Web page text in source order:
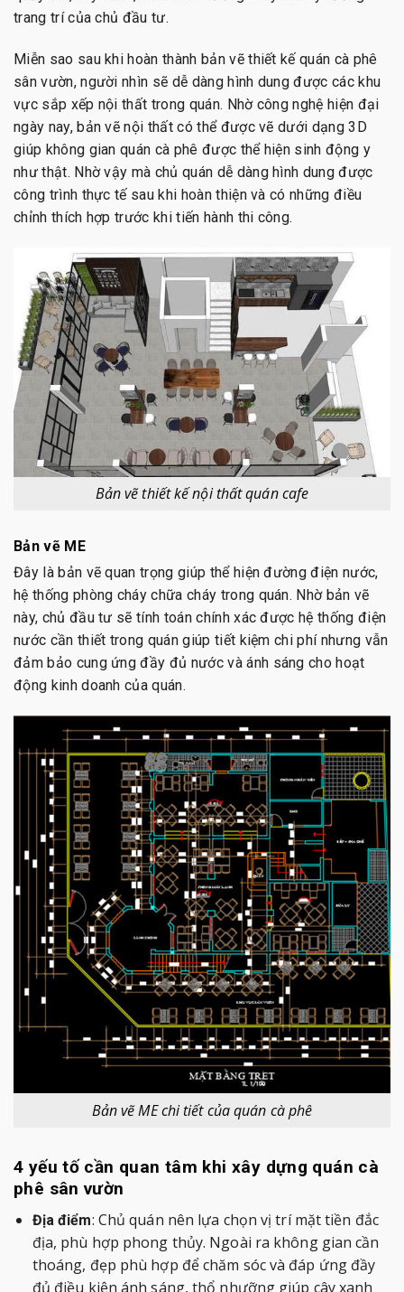
trang trí của chủ đầu tư.
Miễn sao sau khi hoàn thành bản vẽ thiết kế quán cà phê
sân vườn, người nhìn sẽ dễ dàng hình dung được các khu
vực sắp xếp nội thất trong quán. Nhờ công nghệ hiện đại
ngày nay, bản vẽ nội thất có thể được vẽ dưới dạng 3D
giúp không gian quán cà phê được thể hiện sinh động y
như thật. Nhờ vậy mà chủ quán dễ dàng hình dung được
công trình thực tế sau khi hoàn thiện và có những điều
chỉnh thích hợp trước khi tiến hành thi công.
Bản vẽ thiết kế nội thất quán cafe
Bản vẽ ME
Đây là bản vẽ quan trọng giúp thể hiện đường điện nước,
hệ thống phòng cháy chữa cháy trong quán. Nhờ bản vẽ
này, chủ đầu tư sẽ tính toán chính xác được hệ thống điện
nước cần thiết trong quán giúp tiết kiệm chi phí nhưng vẫn
đảm bảo cung ứng đầy đủ nước và ánh sáng cho hoạt
động kinh doanh của quán.
Bản vẽ ME chi tiết của quán cà phê
4 yếu tố cần quan tâm khi xây dựng quán cà
phê sân vườn
Địa điểm: Chủ quán nên lựa chọn vị trí mặt tiền đắc
địa, phù hợp phong thủy. Ngoài ra không gian cần
thoáng, đẹp phù hợp để chăm sóc và đáp ứng đầy
đủ điều kiện ánh sáng, thổ nhưỡng giúp cây xanh